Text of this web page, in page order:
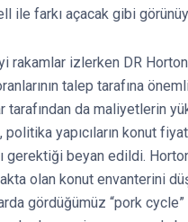
ile farkı açacak gibi
rakamlar izlerken DR
talep tarafına
tarafından da maliyetlerin
yapıcıların konut
beyan edildi.
olan konut envanterini
gördüğümüz “pork